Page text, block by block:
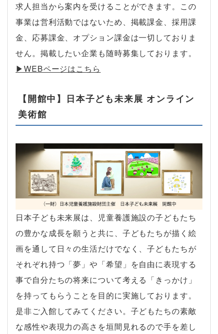
求人担当から案内を受けることができます。この
事業は営利活動ではないため、掲載課金、採用課
金、応募課金、オプション課金は一切しておりま
せん。掲載したい企業も随時募集しております。
▶︎WEBページはこちら
【開館中】日本子ども未来展 オンライン
美術館
日本子ども未来展は、児童養護施設の子どもたち
の豊かな成長を願うと共に、子どもたちが描く絵
画を通して日々の生活だけでなく、子どもたちが
それぞれ持つ「夢」や「希望」を自由に表現する
事で自分たちの将来について考える「きっかけ」
を持ってもらうことを目的に実施しております。
是非ご入館してみてください。子どもたちの素敵
な感性や表現力の高さを垣間見れるので手を差し